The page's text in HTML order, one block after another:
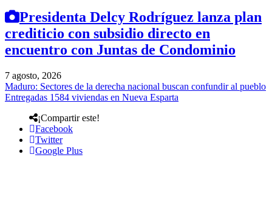
Presidenta Delcy Rodríguez lanza plan
crediticio con subsidio directo en
encuentro con Juntas de Condominio
7 agosto, 2026
Maduro: Sectores de la derecha nacional buscan confundir al pueblo
Entregadas 1584 viviendas en Nueva Esparta
¡Compartir este!
Facebook
Twitter
Google Plus